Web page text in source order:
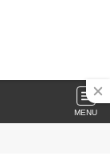
MENU